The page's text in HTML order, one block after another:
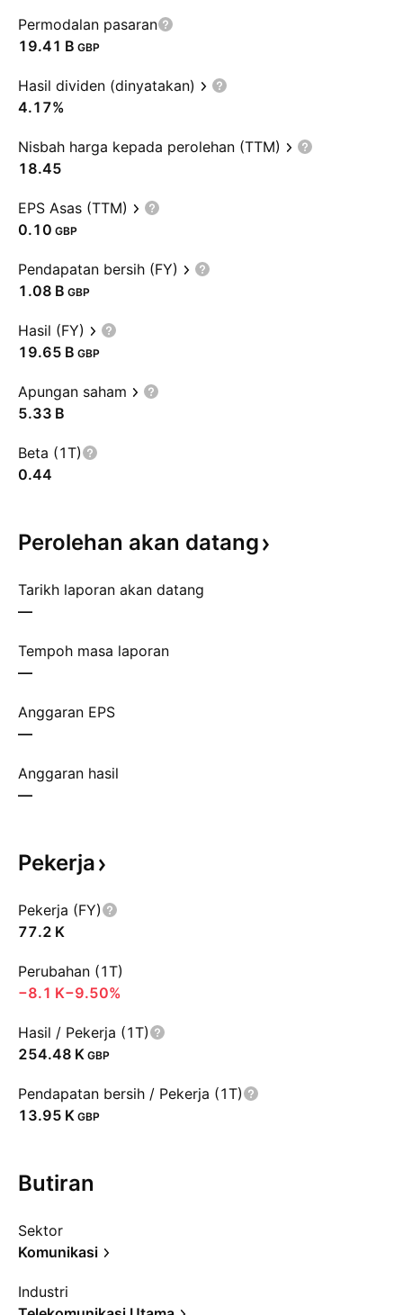
Permodalan pasaran
‪19.41 B‬ GBP
Hasil dividen (dinyatakan)
4.17%
Nisbah harga kepada perolehan (TTM)
18.45
EPS Asas (TTM)
0.10 GBP
Pendapatan bersih (FY)
‪1.08 B‬ GBP
Hasil (FY)
‪19.65 B‬ GBP
Apungan saham
‪5.33 B‬
Beta (1T)
0.44
Perolehan akan datang
Tarikh laporan akan datang
—
Tempoh masa laporan
—
Anggaran EPS
—
Anggaran hasil
—
Pekerja
Pekerja (FY)
‪77.2 K‬
Perubahan (1T)
‪−8.1 K‬−9.50%
Hasil / Pekerja (1T)
‪254.48 K‬ GBP
Pendapatan bersih / Pekerja (1T)
‪13.95 K‬ GBP
Butiran
Sektor
Komunikasi
Industri